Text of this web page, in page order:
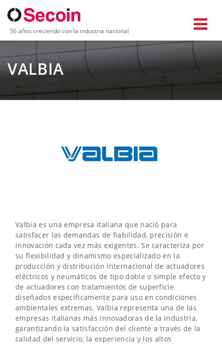
56 años creciendo con la industria nacional
VALBIA
Valbia es una empresa italiana que nació para
satisfacer las demandas de fiabilidad, precisión e
innovación cada vez más exigentes. Se caracteriza por
su flexibilidad y dinamismo especializado en la
producción y distribución internacional de actuadores
eléctricos y neumáticos de tipo doble o simple efecto y
de actuadores con tratamientos de superficie
diseñados específicamente para uso en condiciones
ambientales extremas. Valbia representa una de las
empresas italianas más innovadoras de la industria,
garantizando la satisfacción del cliente a través de la
calidad del servicio, la experiencia y los altos